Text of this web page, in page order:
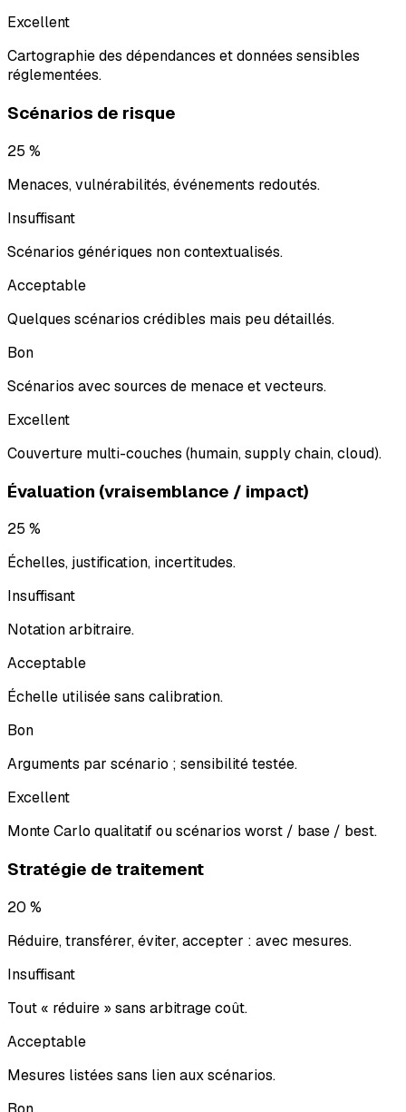
Excellent
Cartographie des dépendances et données sensibles
réglementées.
Scénarios de risque
25 %
Menaces, vulnérabilités, événements redoutés.
Insuffisant
Scénarios génériques non contextualisés.
Acceptable
Quelques scénarios crédibles mais peu détaillés.
Bon
Scénarios avec sources de menace et vecteurs.
Excellent
Couverture multi-couches (humain, supply chain, cloud).
Évaluation (vraisemblance / impact)
25 %
Échelles, justification, incertitudes.
Insuffisant
Notation arbitraire.
Acceptable
Échelle utilisée sans calibration.
Bon
Arguments par scénario ; sensibilité testée.
Excellent
Monte Carlo qualitatif ou scénarios worst / base / best.
Stratégie de traitement
20 %
Réduire, transférer, éviter, accepter : avec mesures.
Insuffisant
Tout « réduire » sans arbitrage coût.
Acceptable
Mesures listées sans lien aux scénarios.